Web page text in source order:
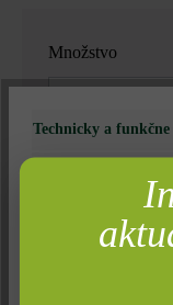
Množstvo
Množstvo
= 3,6 bm za
Poznámka:
Technicky a
Komfort (funkčnosť